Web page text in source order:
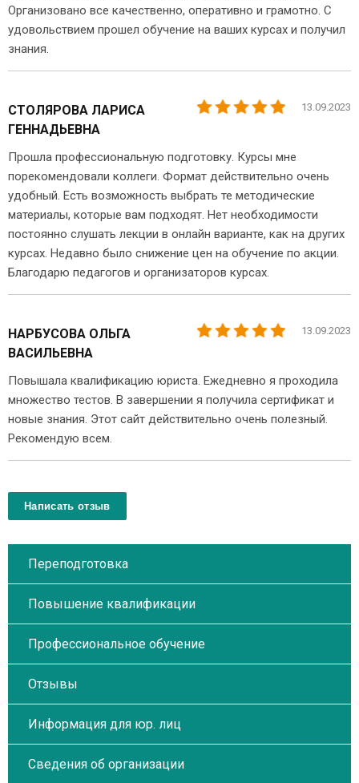
Организовано все качественно, оперативно и грамотно. С
удовольствием прошел обучение на ваших курсах и получил
знания.
13.09.2023
СТОЛЯРОВА ЛАРИСА
ГЕННАДЬЕВНА
Прошла профессиональную подготовку. Курсы мне
порекомендовали коллеги. Формат действительно очень
удобный. Есть возможность выбрать те методические
материалы, которые вам подходят. Нет необходимости
постоянно слушать лекции в онлайн варианте, как на других
курсах. Недавно было снижение цен на обучение по акции.
Благодарю педагогов и организаторов курсах.
13.09.2023
НАРБУСОВА ОЛЬГА
ВАСИЛЬЕВНА
Повышала квалификацию юриста. Ежедневно я проходила
множество тестов. В завершении я получила сертификат и
новые знания. Этот сайт действительно очень полезный.
Рекомендую всем.
Написать отзыв
Переподготовка
Повышение квалификации
Профессиональное обучение
Отзывы
Информация для юр. лиц
Сведения об организации